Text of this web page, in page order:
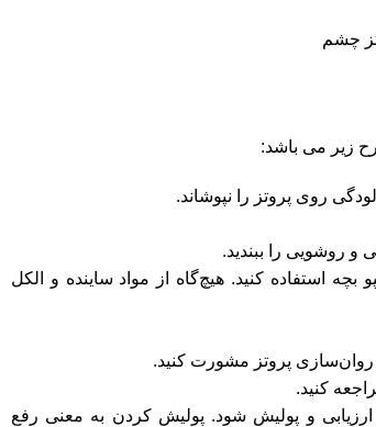
چشم
زیر می باشد:
روی پروتز را نپوشاند.
روشویی را ببندید.
استفاده کنید. هیچ‌گاه از مواد ساینده و الکل
پروتز مشورت کنید.
کنید.
و پولیش شود. پولیش کردن به معنی رفع